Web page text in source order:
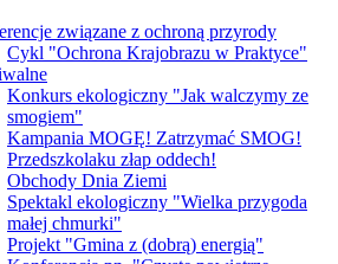
związane z ochroną przyrody
Cykl "Ochrona Krajobrazu w Praktyce"
Konkurs ekologiczny "Jak walczymy ze
smogiem"
Kampania MOGĘ! Zatrzymać SMOG!
Przedszkolaku złap oddech!
Obchody Dnia Ziemi
Spektakl ekologiczny "Wielka przygoda
małej chmurki"
Projekt "Gmina z (dobrą) energią"